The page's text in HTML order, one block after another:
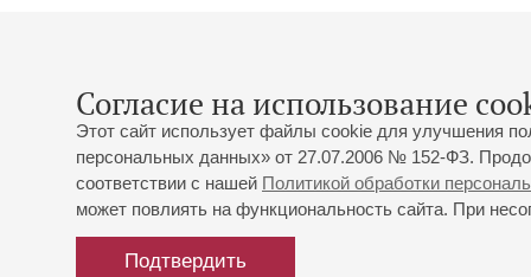
Согласие на использование
Этот сайт использует файлы cookie для улучшения
персональных данных» от 27.07.2006 № 152-ФЗ.
соответствии с нашей Политикой обработки
может повлиять на функциональность сайта. При
Подтвердить